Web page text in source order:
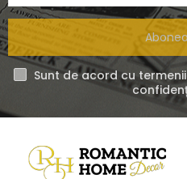
Sunt de acord cu